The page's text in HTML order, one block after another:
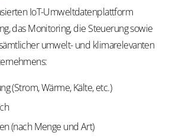
IoT-Umweltdatenplattform
das Monitoring, die Steuerung sowie
umwelt- und klimarelevanten
(Strom, Wärme, Kälte, etc.)
(nach Menge und Art)